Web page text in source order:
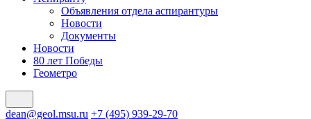
Объявления отдела аспирантуры
Новости
Документы
Новости
80 лет Победы
Геометро
dean@geol.msu.ru +7 (495) 939-29-70